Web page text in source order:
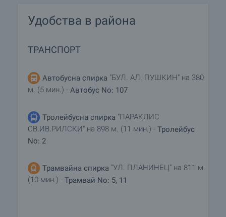
Удобства в района
ТРАНСПОРТ
Автобусна спирка "БУЛ. АЛ. ПУШКИН" на 380
м. (5 мин.) - Автобус No: 107
Тролейбусна спирка "ПАРАКЛИС
СВ.ИВ.РИЛСКИ" на 898 м. (11 мин.) - Тролейбус
No: 2
Трамвайна спирка "УЛ. ПЛАНИНЕЦ" на 811 м.
(10 мин.) - Трамвай No: 5, 11